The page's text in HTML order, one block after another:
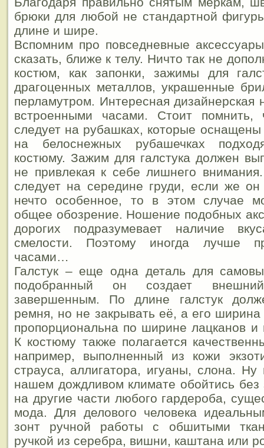
брюки для любой не стандартной
длине и шире.
Вспомним про повседневные
сказать, ближе к телу. Ничто так не
костюм, как запонки, зажимы для
драгоценных металлов, украшенные
перламутром. Интересная дизайнерская
встроенными часами. Стоит помнить,
следует на рубашках, которые
на белоснежных рубашечках
костюму. Зажим для галстука должен
не привлекая к себе лишнего
следует на середине груди, если же он
нечто особенное, то в этом случае
общее обозрение. Ношение подобных
дорогих подразумевает наличие
смелости. Поэтому иногда лучше
часами…
Галстук – еще одна деталь для
подобранный он создает
завершенным. По длине галстук
ремня, но не закрывать её, а его
пропорциональна по ширине лацканов и
К костюму также полагается
например, выполненный из кожи
страуса, аллигатора, игуаны, слона.
нашем дождливом климате обойтись без
на другие части любого гардероба,
мода. Для делового человека
зонт ручной работы с обшитыми
ручкой из серебра, вишни, каштана или